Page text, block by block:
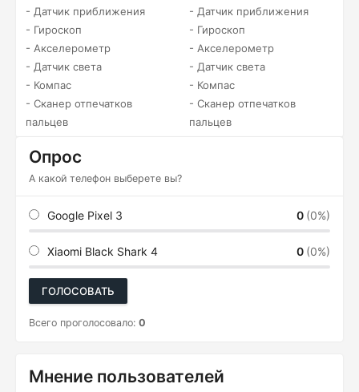
- Датчик приближения
- Гироскоп
- Акселерометр
- Датчик света
- Компас
- Сканер отпечатков
пальцев
- Датчик приближения
- Гироскоп
- Акселерометр
- Датчик света
- Компас
- Сканер отпечатков
пальцев
Опрос
А какой телефон выберете вы?
Google Pixel 3 0 (0%)
Xiaomi Black Shark 4 0 (0%)
ГОЛОСОВАТЬ
Всего проголосовало: 0
Мнение пользователей